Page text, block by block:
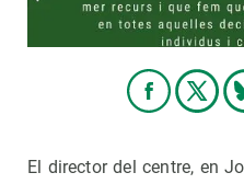
El director del centre, en